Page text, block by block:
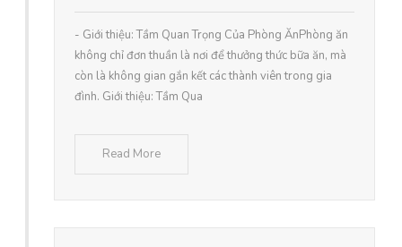
- Giới thiệu: Tầm Quan Trọng Của Phòng ĂnPhòng ăn
không chỉ đơn thuần là nơi để thưởng thức bữa ăn, mà
còn là không gian gắn kết các thành viên trong gia
đình. Giới thiệu: Tầm Qua
Read More